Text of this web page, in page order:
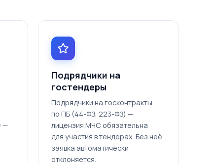
—
Подрядчики на
гостендеры
Подрядчики на госконтракты
по ПБ (44-ФЗ, 223-ФЗ) —
лицензия МЧС обязательна
для участия в тендерах. Без неё
заявка автоматически
отклоняется.